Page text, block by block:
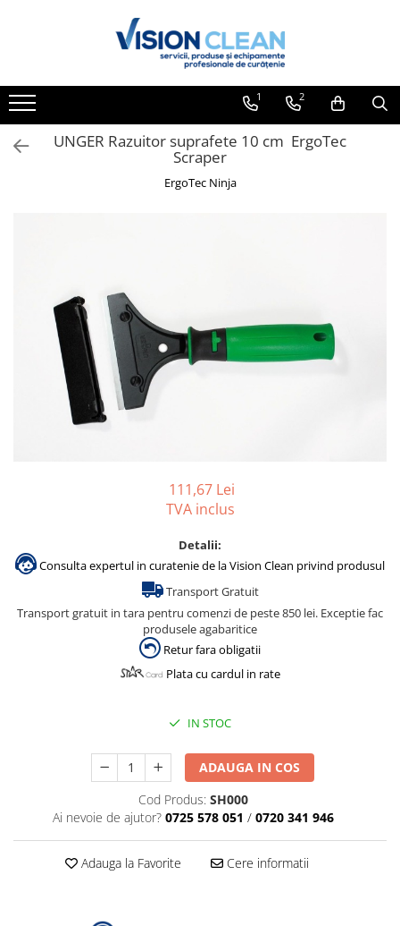
Aspiratoare si masini curatenie
profesionale
Aspiratoare injectie - extractie
Masini de curatat si aspirat
pardoseli
Maturatori
Monodiscuri profesionale
Detergenti profesionali
Accesorii detergenti, pompe,
Detergenti covoare, mochete,
Detergenti geamuri
Detergenti pardoseala
Detergenti rufe si tesaturi
Detergenti toaleta, grup sanitar
Dezinfectanti medicali profesionali
Dezinfectanti suprafete
Dispensere / Dozatoare
Dispensere acoperitoare colac wc
Dispensere odorizante
1 2
UNGER Razuitor suprafete 10 cm ErgoTec
Scraper
ErgoTec Ninja
111,67 Lei
TVA inclus
Detalii:
Consulta expertul in curatenie de la Vision Clean privind produsul
Transport Gratuit
Transport gratuit in tara pentru comenzi de peste 850 lei. Exceptie fac
produsele agabaritice
Retur fara obligatii
Plata cu cardul in rate
IN STOC
ADAUGA IN COS
Cod Produs: SH000
Ai nevoie de ajutor? 0725 578 051 / 0720 341 946
Adauga la Favorite Cere informatii